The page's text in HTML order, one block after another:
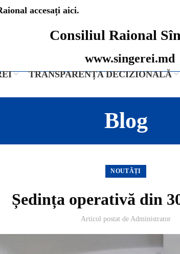
accesați aici.
Consiliul Raional
www.singerei.md
TRANSPARENȚA DECIZIONALĂ
Blog
NOUTĂȚI
Ședința operativă din
Articol postat de Administrator